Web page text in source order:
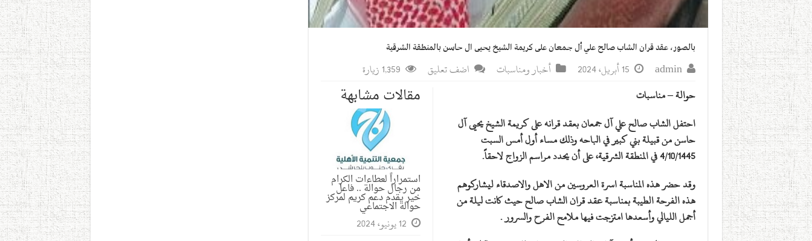
بالصور، عقد قران الشاب صالح علي أل جمعان على كريمة الشيخ يحيى ال حاسن بالمنطقة الشرقية
admin 15 أبريل، 2024 أخبار ومناسبات اضف تعليق 1,359 زيارة
مقالات مشابهة
استمراراً لعطاءات الكرام
من رجال حوالة .. فاعل
خير يقدم دعم كريم لمركز
حوالة الاجتماعي
12 يونيو، 2024
حوالة – مناسبات
احتفل الشاب صالح علي آل جمعان بعقد قرانه على كريمة الشيخ يحيى آل
حاسن من قبيلة بني كبير في الباحه وذلك مساء أول أمس السبت
4/10/1445 في المنطقة الشرقية، على أن يحدد مراسم الزواج لاحقاً.
وقد حضر هذه المناسبة اسرة العروسين من الاهل والاصدقاء ليشاركوهم
هذه الفرحة الطيبة بمناسبة عقد قران الشاب صالح حيث كانت ليلة من
أجمل الليالي وأسعدها امتزجت فيها ملامح الفرح والسرور .